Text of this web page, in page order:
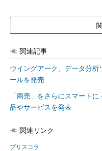
関連記事
ウイングアーク、データ分
ールを発売
「商売」をさらにスマート
品やサービスを発表
関連リンク
ブリスコラ